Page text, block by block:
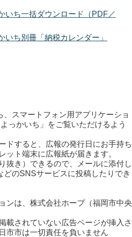
いち一括ダウンロード（PDF／
いち別冊「納税カレンダー」
スマートフォン用アプリケーショ
っかいち」をご覧いただけるよう
ドすると、広報の発行日にお手持ち
ット端末に広報紙が届きます。
抜き）できるので、メールに添付し
どのSNSサービスに投稿したりでき
ンは、株式会社ホープ（福岡市中央
載されていない広告ページが挿入さ
市市は一切責任を負いません